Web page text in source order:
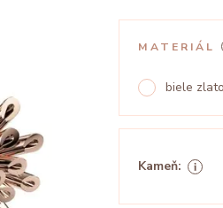
MATERIÁL
biele zlato
Kameň: